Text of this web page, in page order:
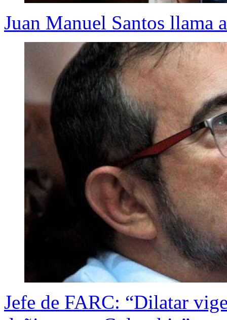
Juan Manuel Santos llama
Jefe de FARC: “Dilatar